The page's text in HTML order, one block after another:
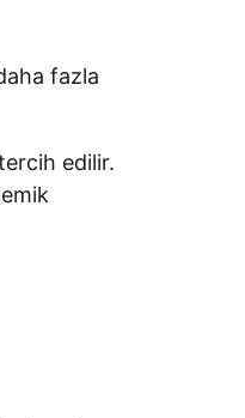
fazla
edilir.